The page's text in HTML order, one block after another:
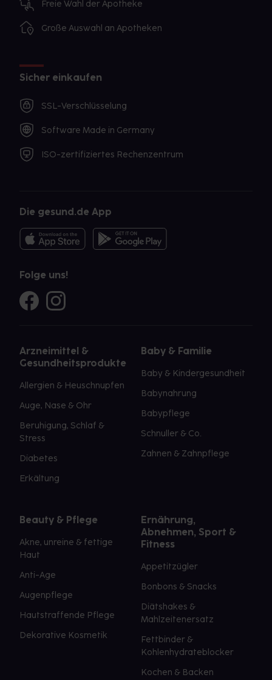
Freie Wahl der Apotheke
Große Auswahl an Apotheken
Sicher einkaufen
SSL-Verschlüsselung
Software Made in Germany
ISO-zertifiziertes Rechenzentrum
Die gesund.de App
Folge uns!
Arzneimittel &
Gesundheitsprodukte
Allergien & Heuschnupfen
Auge, Nase & Ohr
Beruhigung, Schlaf &
Stress
Diabetes
Erkältung
Baby & Familie
Baby & Kindergesundheit
Babynahrung
Babypflege
Schnuller & Co.
Zahnen & Zahnpflege
Beauty & Pflege
Akne, unreine & fettige
Haut
Anti-Age
Augenpflege
Hautstraffende Pflege
Dekorative Kosmetik
Ernährung,
Abnehmen, Sport &
Fitness
Appetitzügler
Bonbons & Snacks
Diätshakes &
Mahlzeitenersatz
Fettbinder &
Kohlenhydrateblocker
Kochen & Backen